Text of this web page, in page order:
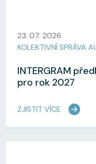
23. 07. 2026
KOLEKTIVNÍ SPRÁVA
INTERGRAM
pro rok 2027
ZJISTIT VÍCE